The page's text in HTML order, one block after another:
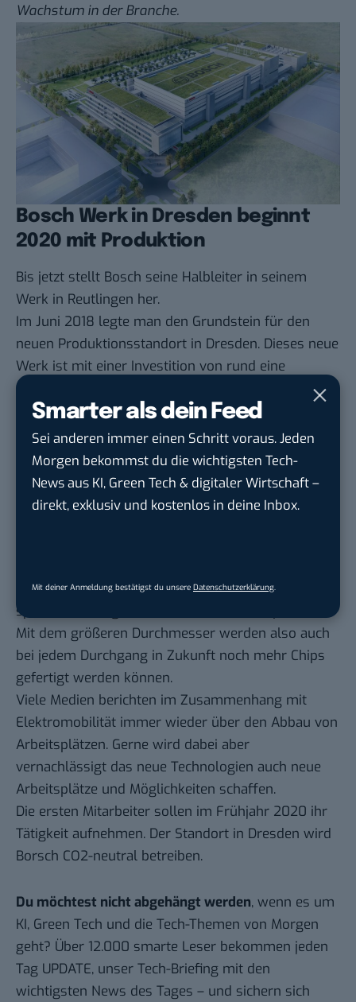
Smarter als dein Feed
Sei anderen immer einen Schritt voraus. Jeden
Morgen bekommst du die wichtigsten Tech-
News aus KI, Green Tech & digitaler Wirtschaft –
direkt, exklusiv und kostenlos in deine Inbox.
Mit deiner Anmeldung bestätigst du unsere Datenschutzerklärung
Wachstum in der Branche.
Bosch Werk in Dresden beginnt
2020 mit Produktion
Bis jetzt stellt Bosch seine Halbleiter in seinem
Werk in Reutlingen her.
Im Juni 2018 legte man den Grundstein für den
neuen Produktionsstandort in Dresden. Dieses neue
Werk ist mit einer Investition von rund eine
Milliarde Euro die größte Einzelinvestition der
Firmengeschichte.
An dem neuen Standort werden auch erstmal
Wafer in 300 Millimeter Durchmesser gefertigt.
Bis aus den kreisrunden Scheiben aus Silizium oder
Siliziumkarbid – den Wafern – Halbleiterchips
physikalischen Prozessen feinste Strukturen, die
später die wenigen Millimeter kleinen Chips bilden.
Mit dem größeren Durchmesser werden also auch
bei jedem Durchgang in Zukunft noch mehr Chips
gefertigt werden können.
Viele Medien berichten im Zusammenhang mit
Elektromobilität immer wieder über den Abbau von
Arbeitsplätzen. Gerne wird dabei aber
vernachlässigt das neue Technologien auch neue
Arbeitsplätze und Möglichkeiten schaffen.
Die ersten Mitarbeiter sollen im Frühjahr 2020 ihr
Tätigkeit aufnehmen. Der Standort in Dresden wird
Borsch CO2-neutral betreiben.
Du möchtest nicht abgehängt werden, wenn es um
KI, Green Tech und die Tech-Themen von Morgen
geht? Über 12.000 smarte Leser bekommen jeden
Tag UPDATE, unser Tech-Briefing mit den
wichtigsten News des Tages – und sichern sich